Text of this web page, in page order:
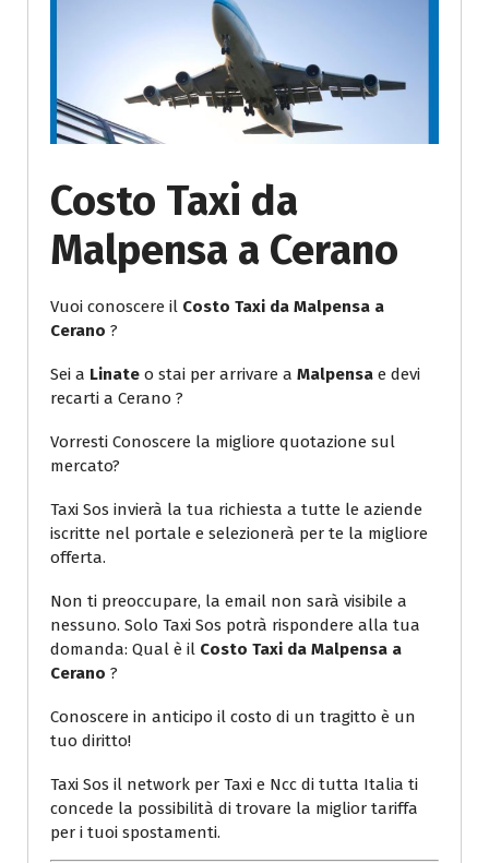
Costo Taxi da
Malpensa a Cerano
Vuoi conoscere il Costo Taxi da Malpensa a
Cerano ?
Sei a Linate o stai per arrivare a Malpensa e devi
recarti a Cerano ?
Vorresti Conoscere la migliore quotazione sul
mercato?
Taxi Sos invierà la tua richiesta a tutte le aziende
iscritte nel portale e selezionerà per te la migliore
offerta.
Non ti preoccupare, la email non sarà visibile a
nessuno. Solo Taxi Sos potrà rispondere alla tua
domanda: Qual è il Costo Taxi da Malpensa a
Cerano ?
Conoscere in anticipo il costo di un tragitto è un
tuo diritto!
Taxi Sos il network per Taxi e Ncc di tutta Italia ti
concede la possibilità di trovare la miglior tariffa
per i tuoi spostamenti.